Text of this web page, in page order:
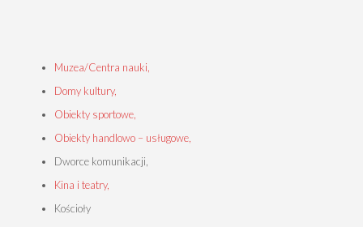
Muzea/Centra nauki,
Domy kultury,
Obiekty sportowe,
Obiekty handlowo – usługowe,
Dworce komunikacji,
Kina i teatry,
Kościoły